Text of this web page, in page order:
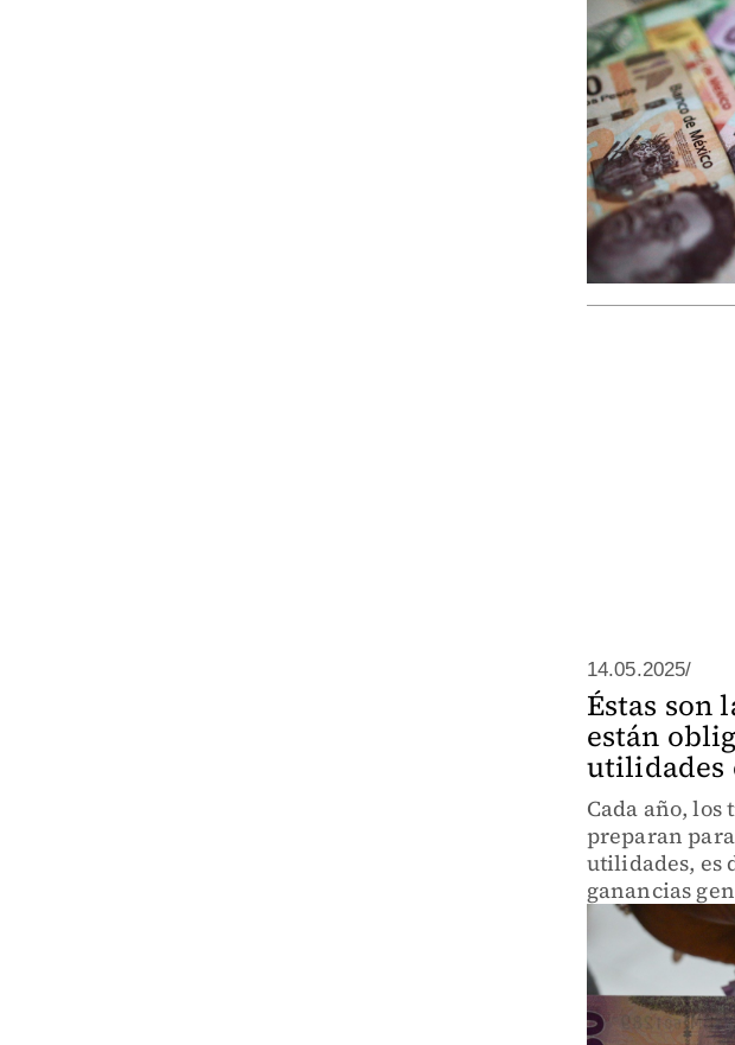
14.05.2025/
Éstas son
están
utilidades
Cada año, los
preparan
utilidades, es
ganancias